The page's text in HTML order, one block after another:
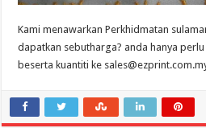
Kami menawarkan Perkhidmatan
dapatkan sebutharga? anda hanya
beserta kuantiti ke